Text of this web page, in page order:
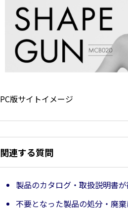
PC版サイトイメージ
関連する質問
製品のカタログ・取扱説明書
不要となった製品の処分・廃